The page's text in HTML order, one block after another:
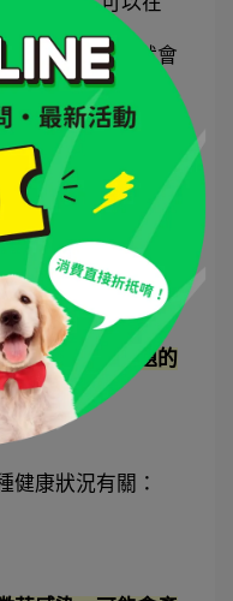
獎勵，這樣牠就會
愛的行為，但如果
甚至出現頭部無法
可能是健康問題的
健康狀況有關：